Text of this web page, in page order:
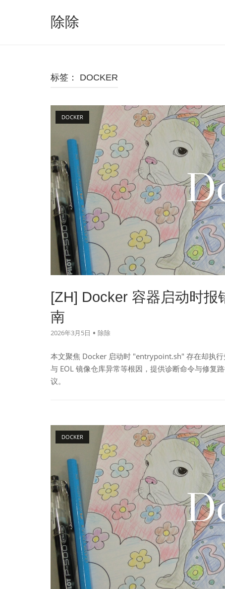
除除
标签： DOCKER
DOCKER
Open post
[ZH] Docker 容器启动时报
南
2026年3月5日 除除
本文聚焦 Docker 启动时 "entrypoint.sh" 存在却执
与 EOL 镜像仓库异常等根因，提供诊断命令与修复
议。
DOCKER
Open post